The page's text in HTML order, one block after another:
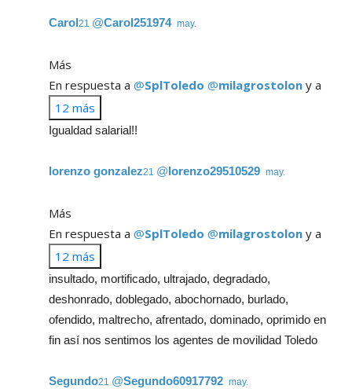
Carol @Carol251974 21 may.
Más
En respuesta a @SplToledo @milagrostolon y a
12 más
Igualdad salarial!!
lorenzo gonzalez @lorenzo29510529 21 may.
Más
En respuesta a @SplToledo @milagrostolon y a
12 más
insultado, mortificado, ultrajado, degradado,
deshonrado, doblegado, abochornado, burlado,
ofendido, maltrecho, afrentado, dominado, oprimido en
fin así nos sentimos los agentes de movilidad Toledo
Segundo @Segundo60917792 21 may.